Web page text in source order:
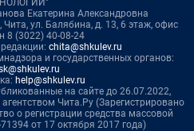
Екатерина Александровна
ул. Балябина, д. 13, 6 этаж, офис
8 (3022) 40-08-24
chita@shkulev.ru
и государственных органов:
help@shkulev.ru
на сайте до 26.07.2022,
Чита.Ру (Зарегистрировано
о регистрации средства массовой
от 17 октября 2017 года)